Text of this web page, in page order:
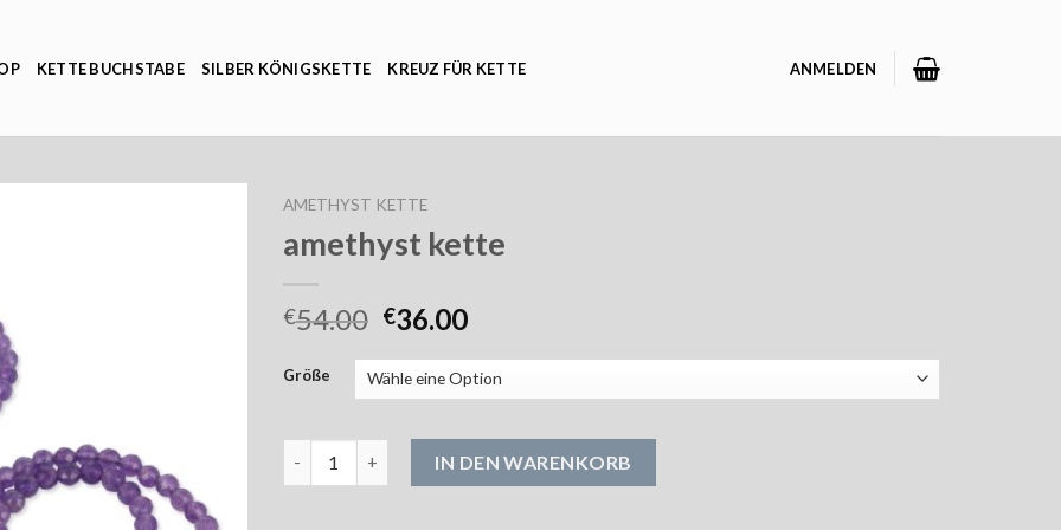
KETTE BUCHSTABE SILBER KÖNIGSKETTE KREUZ FÜR KETTE ANMELDEN
AMETHYST KETTE
amethyst kette
€54.00 €36.00
Größe
IN DEN WARENKORB